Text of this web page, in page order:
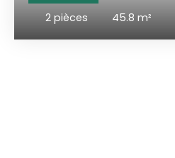
2 pièces 45.8 m²